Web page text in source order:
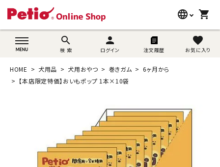
language
wovn-lang-name
shopping_cart
search
検 索
person
ログイン 注文履歴
favorite
お気に入り
search
猫用品
目的別に探す
HOME 犬用品 犬用おやつ 巻きガム
6ヶ月から
【本店限定特価】おいもポップ 1本×10袋